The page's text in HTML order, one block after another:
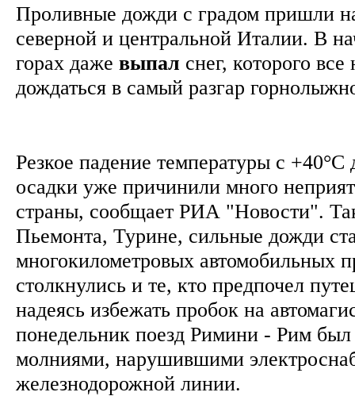
Проливные дожди с градом пришли
северной и центральной Италии. В
горах даже выпал снег, которого
дождаться в самый разгар
Резкое падение температуры с
осадки уже причинили много
страны, сообщает РИА "Новости".
Пьемонта, Турине, сильные дожди
многокилометровых автомобильных
столкнулись и те, кто предпочел
надеясь избежать пробок на
понедельник поезд Римини - Рим был
молниями, нарушившими
железнодорожной линии.